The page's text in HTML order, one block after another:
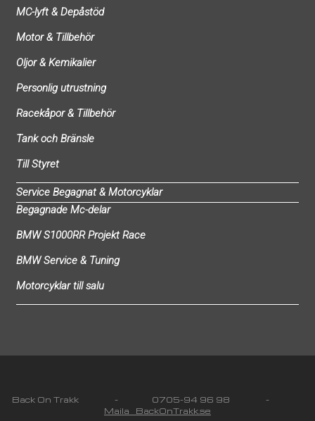
MC-lyft & Depåstöd
Motor & Tillbehör
Oljor & Kemikalier
Personlig utrustning
Racekåpor & Tillbehör
Tank och Bränsle
Till Styret
Service Begagnat & Motorcyklar
Begagnade Mc-delar
BMW S1000RR Projekt Race
BMW Service & Tuning
Motorcyklar till salu
Back On Trakk - 0705-94 96 98 -
Maila BackOnTrakk.se